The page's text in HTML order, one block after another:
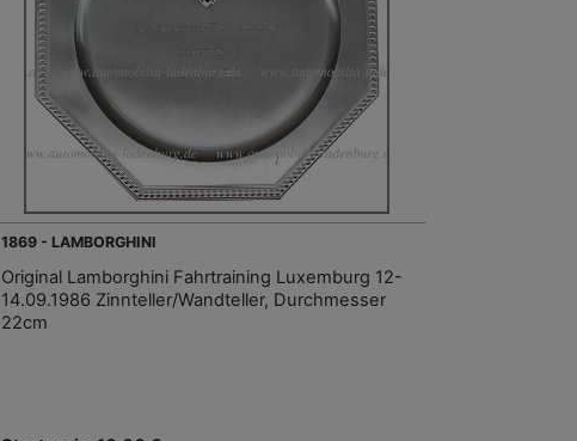
1869 - LAMBORGHINI
Original Lamborghini Fahrtraining Luxemburg 12-
14.09.1986 Zinnteller/Wandteller, Durchmesser
22cm